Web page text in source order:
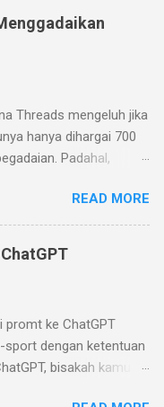
Threads mengeluh jika
hanya dihargai 700
Padahal,
2023), sementara ia
pada Januari
yang ia beli memiliki
(keyboard yang bisa
dengan warna mineral
dengan logo hijau
ada di pinggir-
bahwa laptop itu
READ MORE
promt ke ChatGPT
dengan ketentuan
bisakah kamu